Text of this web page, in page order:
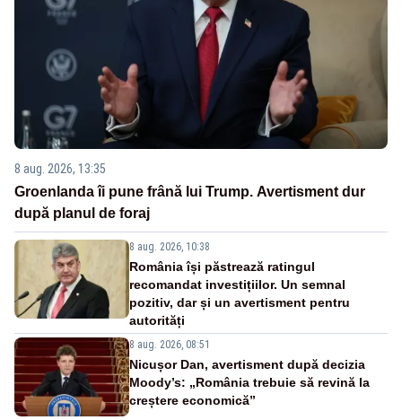
8 aug. 2026, 13:35
Groenlanda îi pune frână lui Trump. Avertisment dur
după planul de foraj
8 aug. 2026, 10:38
România își păstrează ratingul
recomandat investițiilor. Un semnal
pozitiv, dar și un avertisment pentru
autorități
8 aug. 2026, 08:51
Nicușor Dan, avertisment după decizia
Moody’s: „România trebuie să revină la
creștere economică”